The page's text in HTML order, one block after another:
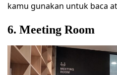
kamu gunakan untuk baca
6. Meeting Room